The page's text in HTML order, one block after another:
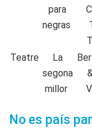
para
negras
Teatre
La
segona
millor
No es país